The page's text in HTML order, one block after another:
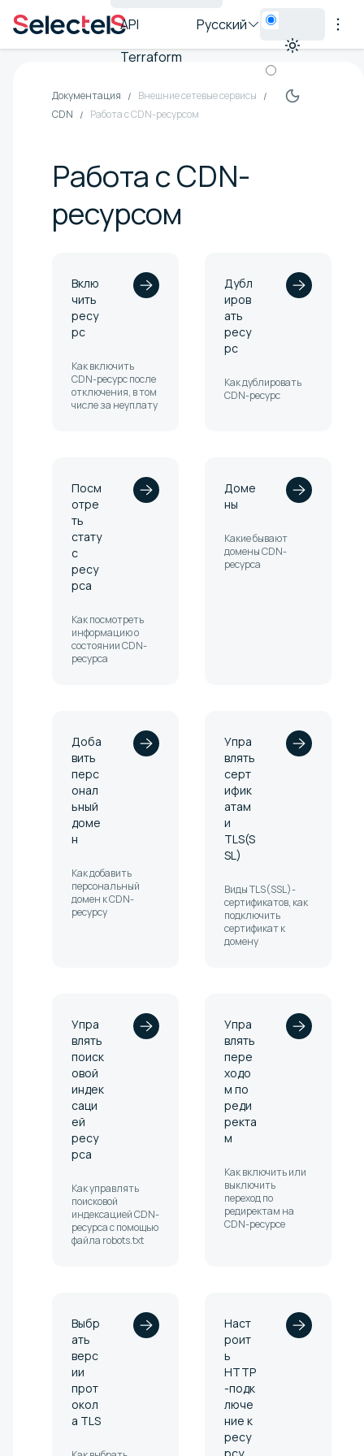
API
Terraform
Русский
Документация
Внешние сетевые сервисы
CDN
Работа с CDN-ресурсом
Работа с CDN-
ресурсом
Вклю
чить
ресу
рс
Как включить
CDN-ресурс после
отключения, в том
числе за неуплату
Дубл
иров
ать
ресу
рс
Как дублировать
CDN-ресурс
Посм
отре
ть
стату
с
ресу
рса
Как посмотреть
информацию о
состоянии CDN-
ресурса
Доме
ны
Какие бывают
домены CDN-
ресурса
Доба
вить
перс
онал
ьный
доме
н
Как добавить
персональный
домен к CDN-
ресурсу
Упра
влять
cерт
ифик
атам
и
TLS(S
SL)
Виды TLS(SSL)-
сертификатов, как
подключить
сертификат к
домену
Упра
влять
поиск
овой
индек
саци
ей
ресу
рса
Как управлять
поисковой
индексацией CDN-
ресурса с помощью
файла robots.txt
Упра
влять
пере
ходо
м по
реди
ректа
м
Как включить или
выключить
переход по
редиректам на
CDN-ресурсе
Выбр
ать
верс
ии
прот
окол
а TLS
Наст
роит
ь
HTTP
-подк
люче
ние к
ресу
рсу